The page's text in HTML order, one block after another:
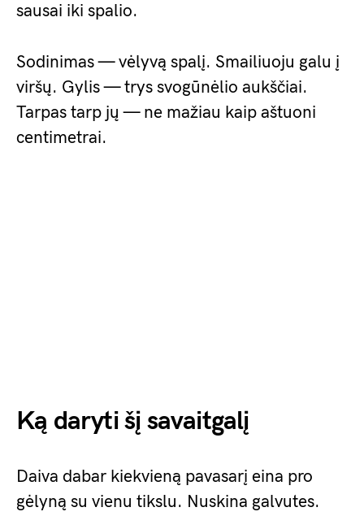
sausai iki spalio.
Sodinimas — vėlyvą spalį. Smailiuoju galu į
viršų. Gylis — trys svogūnėlio aukščiai.
Tarpas tarp jų — ne mažiau kaip aštuoni
centimetrai.
Ką daryti šį savaitgalį
Daiva dabar kiekvieną pavasarį eina pro
gėlyną su vienu tikslu. Nuskina galvutes.